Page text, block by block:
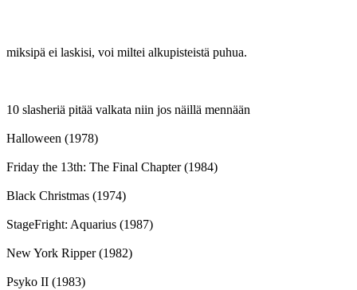
miksipä ei laskisi, voi miltei alkupisteistä puhua.
10 slasheriä pitää valkata niin jos näillä mennään
Halloween (1978)
Friday the 13th: The Final Chapter (1984)
Black Christmas (1974)
StageFright: Aquarius (1987)
New York Ripper (1982)
Psyko II (1983)